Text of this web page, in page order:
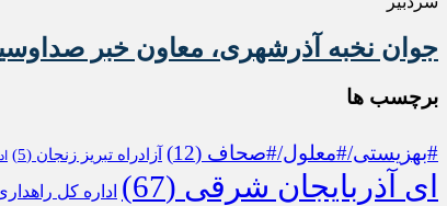
جوان نخبه آذرشهری، معاون خبر
برچسب ها
#بهزیستی/#معلول/#صحاف (12) آزادراه تبریز زنجان (5)
ای آذربایجان شرقی (67) اداره کل